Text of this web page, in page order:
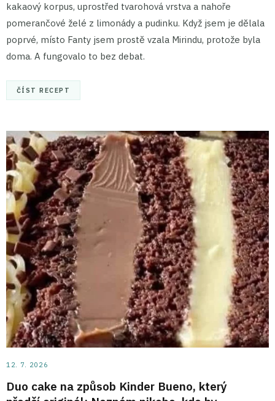
kakaový korpus, uprostřed tvarohová vrstva a nahoře
pomerančové želé z limonády a pudinku. Když jsem je dělala
poprvé, místo Fanty jsem prostě vzala Mirindu, protože byla
doma. A fungovalo to bez debat.
ČÍST RECEPT
12. 7. 2026
Duo cake na způsob Kinder Bueno, který